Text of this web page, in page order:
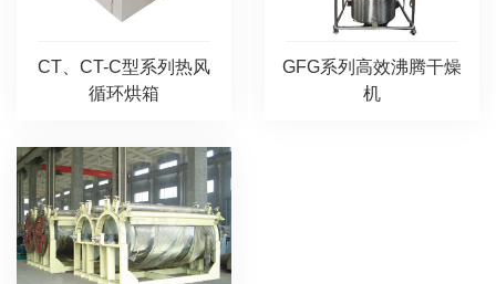
CT、CT-C型系列热风
循环烘箱
GFG系列高效沸腾干燥
机